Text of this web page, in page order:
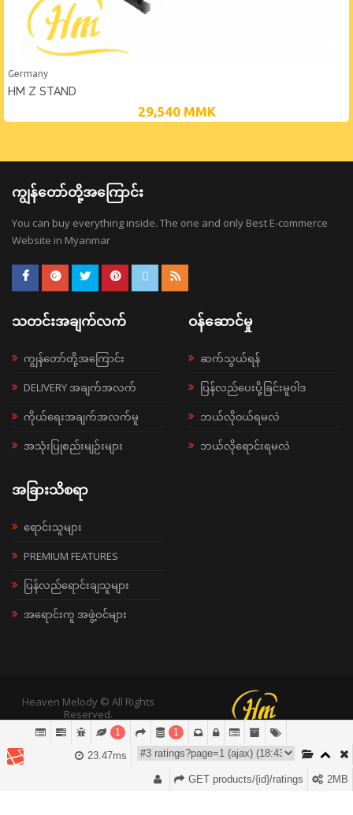
Germany
HM Z STAND
29,540 MMK
ကျွန်တော်တို့အကြောင်း
You can buy everything inside. The one and only Best E-commerce
Website in Myanmar
သတင်းအချက်လက်
ကျွန်တော်တို့အကြောင်း
DELIVERY အချက်အလက်
ကိုယ်ရေးအချက်အလက်မူ
အသုံးပြုစည်းမျဉ်းများ
ဝန်ဆောင်မှု
ဆက်သွယ်ရန်
ပြန်လည်ပေးပို့ခြင်းမူဝါဒ
ဘယ်လို၀ယ်ရမလဲ
ဘယ်လိုရောင်းရမလဲ
အခြားသိစရာ
ရောင်းသူများ
PREMIUM FEATURES
ပြန်လည်ရောင်းချသူများ
အရောင်းကူ အဖွဲ့ဝင်များ
Heaven Melody © All Rights
Reserved.
1 1
23.47ms
2MB
GET products/{id}/ratings